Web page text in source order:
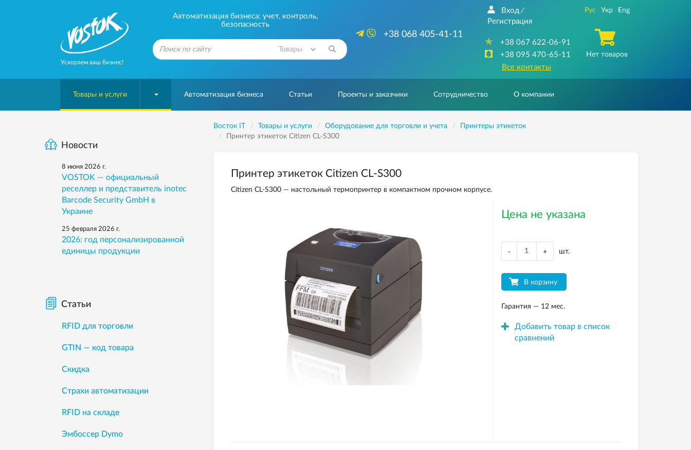
Ускоряем ваш бизнес!
Автоматизация бизнеса: учет, контроль,
безопасность
+38 068 405-41-11
Вход /
Регистрация
+38 067 622-06-91
+38 095 470-65-11
Все контакты
Рус Укр Eng
Нет товаров
Товары и услуги Автоматизация бизнеса Статьи Проекты и заказчики Сотрудничество О компании
Восток IT Товары и услуги Оборудование для торговли и учета
Принтеры этикеток
Принтер этикеток Citizen CL-S300
Принтер этикеток Citizen CL-S300
Citizen CL-S300 — настольный термопринтер в компактном прочном корпусе.
Цена не указана
- + шт.
В корзину
Гарантия — 12 мес.
Добавить товар в список
сравнений
Новости
8 июня 2026 г.
VOSTOK — официальный
реселлер и представитель inotec
Barcode Security GmbH в
Украине
25 февраля 2026 г.
2026: год персонализированной
единицы продукции
Статьи
RFID для торговли
GTIN — код товара
Скидка
Страхи автоматизации
RFID на складе
Эмбоссер Dymo